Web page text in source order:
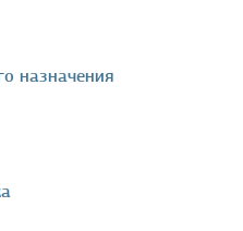
назначения